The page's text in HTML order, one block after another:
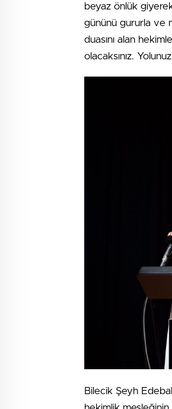
beyaz önlük
gününü gururla ve
duasını alan
olacaksınız.
Bilecik Şeyh